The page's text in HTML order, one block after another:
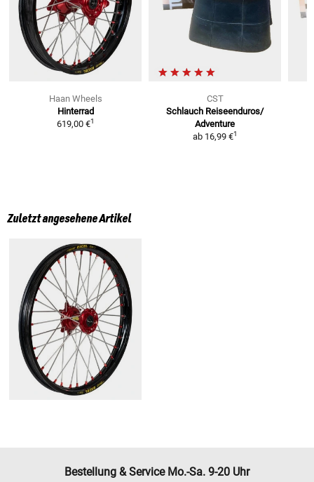
Haan Wheels
Hinterrad
619,00 €1
CST
Schlauch Reiseenduros/
Adventure
ab 16,99 €1
Zuletzt angesehene Artikel
Bestellung & Service Mo.-Sa. 9-20 Uhr